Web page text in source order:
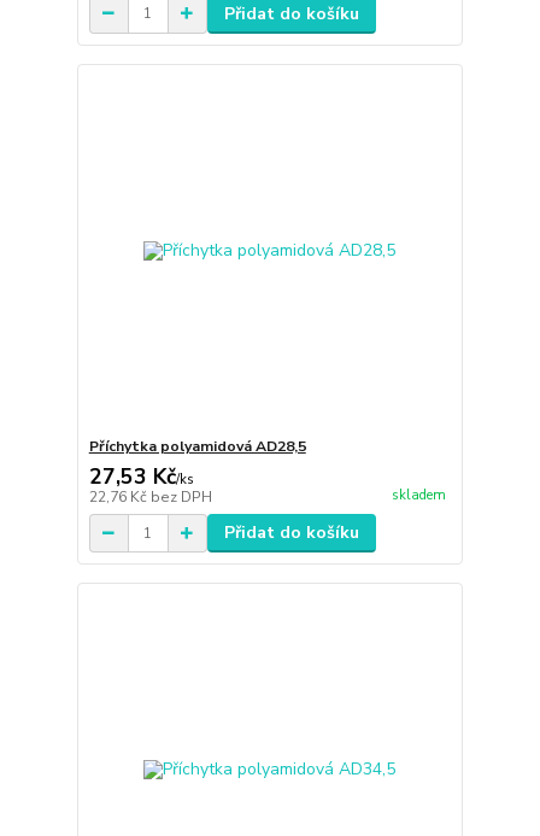
Přidat do košíku
Příchytka polyamidová AD28,5
27,53 Kč/ks
22,76 Kč bez DPH skladem
Přidat do košíku